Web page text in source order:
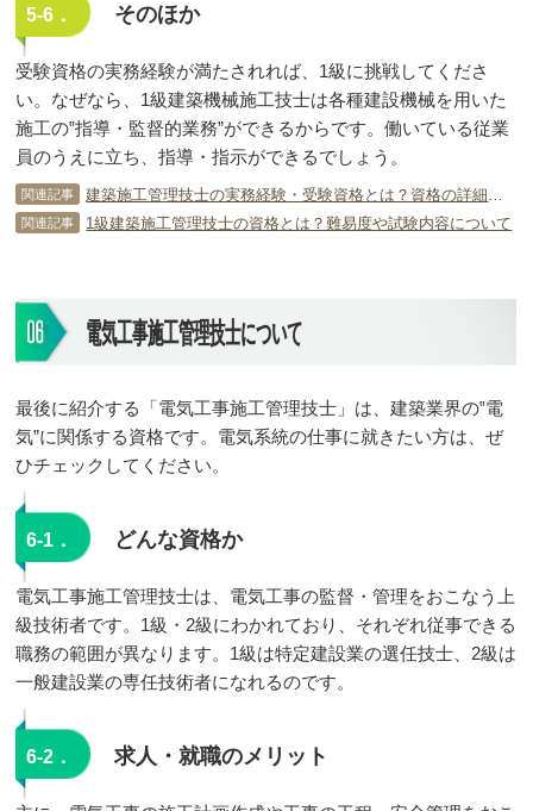
5-6． そのほか
受験資格の実務経験が満たされれば、1級に挑戦してくださ
い。なぜなら、1級建築機械施工技士は各種建設機械を用いた
施工の‟指導・監督的業務”ができるからです。働いている従業
員のうえに立ち、指導・指示ができるでしょう。
関連記事 建築施工管理技士の実務経験・受験資格とは？資格の詳細をチェック！
関連記事 1級建築施工管理技士の資格とは？難易度や試験内容について
電気工事施工管理技士について
最後に紹介する「電気工事施工管理技士」は、建築業界の‟電
気”に関係する資格です。電気系統の仕事に就きたい方は、ぜ
ひチェックしてください。
6-1． どんな資格か
電気工事施工管理技士は、電気工事の監督・管理をおこなう上
級技術者です。1級・2級にわかれており、それぞれ従事できる
職務の範囲が異なります。1級は特定建設業の選任技士、2級は
一般建設業の専任技術者になれるのです。
6-2． 求人・就職のメリット